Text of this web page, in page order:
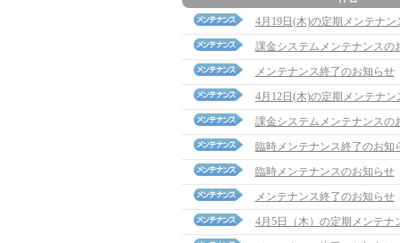
4月19日(木)の定期メンテナン
課金システムメンテナンスの
メンテナンス終了のお知らせ
4月12日(木)の定期メンテナン
課金システムメンテナンスの
臨時メンテナンス終了のお知
臨時メンテナンスのお知らせ
メンテナンス終了のお知らせ
4月5日（木）の定期メンテナ